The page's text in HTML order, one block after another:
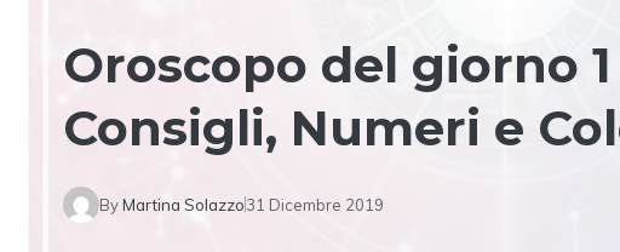
Oroscopo del giorno
Consigli, Numeri e
ByMartina Solazzo31 Dicembre 2019